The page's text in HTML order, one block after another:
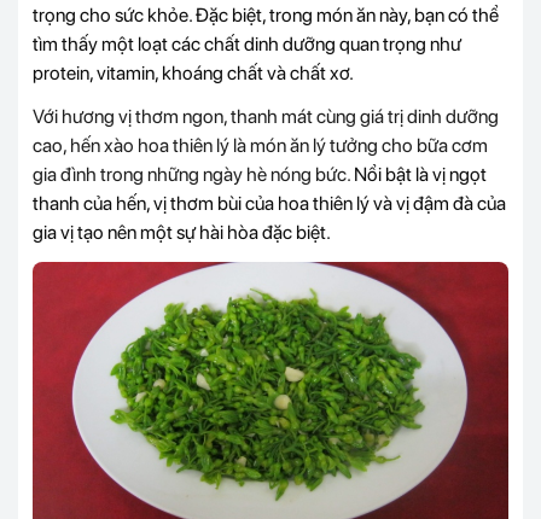
trọng cho sức khỏe. Đặc biệt, trong món ăn này, bạn có thể
tìm thấy một loạt các chất dinh dưỡng quan trọng như
protein, vitamin, khoáng chất và chất xơ.
Với hương vị thơm ngon, thanh mát cùng giá trị dinh dưỡng
cao, hến xào hoa thiên lý là món ăn lý tưởng cho bữa cơm
gia đình trong những ngày hè nóng bức. Nổi bật là vị ngọt
thanh của hến, vị thơm bùi của hoa thiên lý và vị đậm đà của
gia vị tạo nên một sự hài hòa đặc biệt.